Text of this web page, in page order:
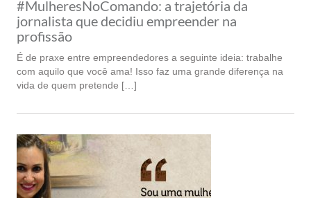
#MulheresNoComando: a trajetória da
jornalista que decidiu empreender na
profissão
É de praxe entre empreendedores a seguinte ideia: trabalhe
com aquilo que você ama! Isso faz uma grande diferença na
vida de quem pretende […]